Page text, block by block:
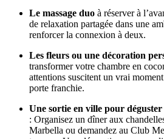
Le massage duo à réserver à
de relaxation partagée dans une
renforcer la connexion à deux.
Les fleurs ou une décoration
transformer votre chambre en
attentions suscitent un vrai
porte franchie.
Une sortie en ville pour
: Organisez un dîner aux
Marbella ou demandez au Club